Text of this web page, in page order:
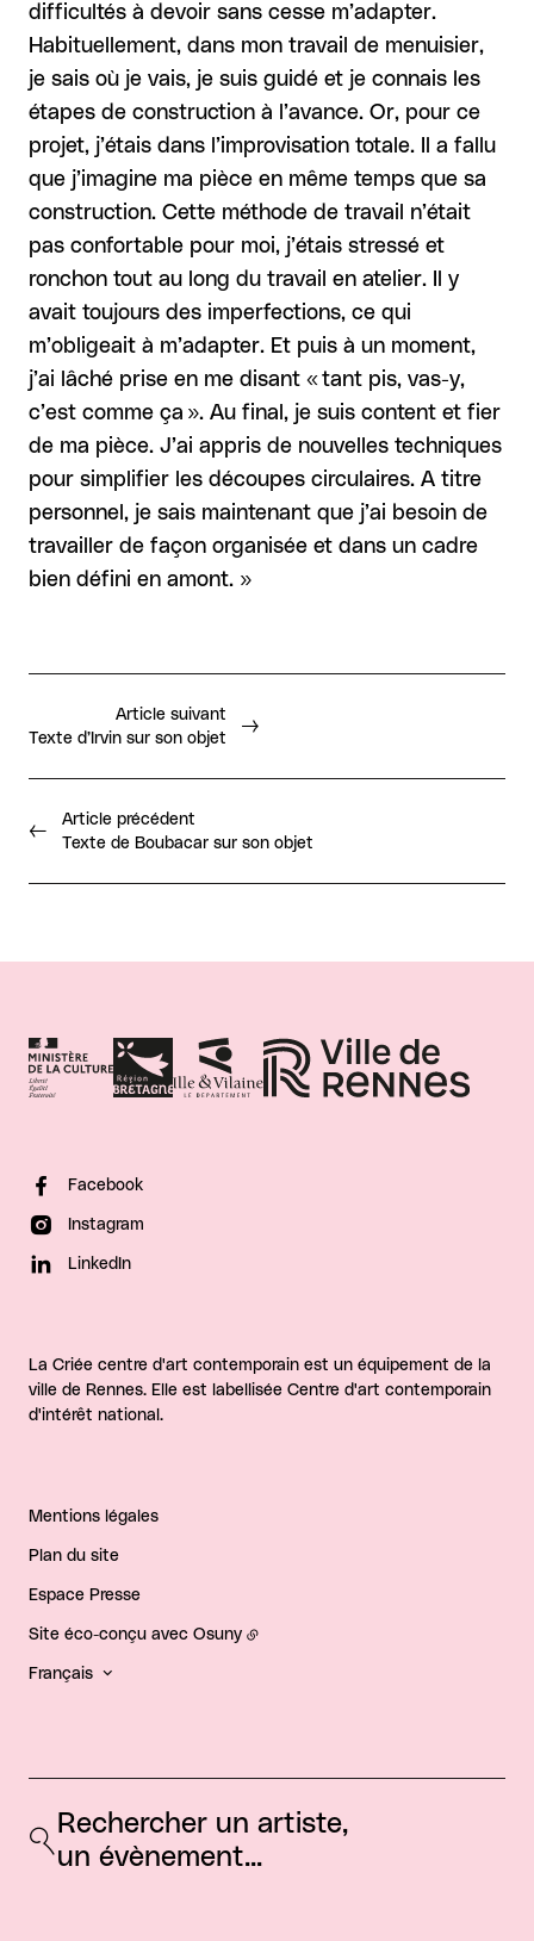
difficultés à devoir sans cesse m’adapter.
Habituellement, dans mon travail de menuisier,
je sais où je vais, je suis guidé et je connais les
étapes de construction à l’avance. Or, pour ce
projet, j’étais dans l’improvisation totale. Il a fallu
que j’imagine ma pièce en même temps que sa
construction. Cette méthode de travail n’était
pas confortable pour moi, j’étais stressé et
ronchon tout au long du travail en atelier. Il y
avait toujours des imperfections, ce qui
m’obligeait à m’adapter. Et puis à un moment,
j’ai lâché prise en me disant « tant pis, vas-y,
c’est comme ça ». Au final, je suis content et fier
de ma pièce. J’ai appris de nouvelles techniques
pour simplifier les découpes circulaires. A titre
personnel, je sais maintenant que j’ai besoin de
travailler de façon organisée et dans un cadre
bien défini en amont. »
Article précédent
Texte de Boubacar sur son objet
Article suivant
Texte d’Irvin sur son objet
Facebook
Instagram
LinkedIn
La Criée centre d'art contemporain est un équipement de la
ville de Rennes. Elle est labellisée Centre d'art contemporain
d'intérêt national.
Mentions légales
Plan du site
Espace Presse
Site éco-conçu avec Osuny
Français
Rechercher un artiste,
un évènement...